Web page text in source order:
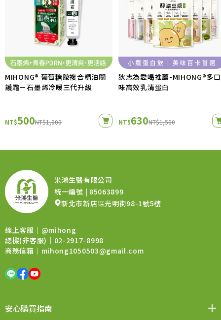
MIHONG® 葡萄糖胺複合精油關
護霜－石墨烯冷暖三代升級
NT$500NT$1,000
狄志為愛喝推薦-MIHONG®多口
味高效乳清蛋白
NT$630NT$1,500
線上客服｜ @mihong
總機(非客服)｜02-2917-8998
商務信箱｜ mihong1050503@gmail.com
米鴻生醫有限公司
統一編號 | 85063899
新北市新店區光明街98-1號5樓
安心購買指南